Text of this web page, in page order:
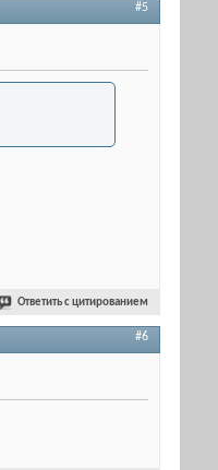
#5
Ответить с цитированием
#6